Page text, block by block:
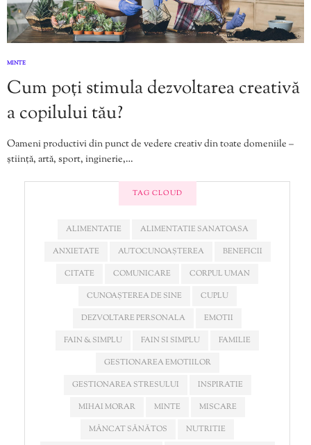
MINTE
Cum poți stimula dezvoltarea creativă
a copilului tău?
Oameni productivi din punct de vedere creativ din toate domeniile –
știință, artă, sport, inginerie,…
TAG CLOUD
ALIMENTATIE
ALIMENTATIE SANATOASA
ANXIETATE
AUTOCUNOAȘTEREA
BENEFICII
CITATE
COMUNICARE
CORPUL UMAN
CUNOAȘTEREA DE SINE
CUPLU
DEZVOLTARE PERSONALA
EMOTII
FAIN & SIMPLU
FAIN SI SIMPLU
FAMILIE
GESTIONAREA EMOTIILOR
GESTIONAREA STRESULUI
INSPIRATIE
MIHAI MORAR
MINTE
MISCARE
MÂNCAT SĂNĂTOS
NUTRITIE